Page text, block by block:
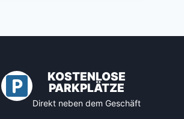
KOSTENLOSE
PARKPLÄTZE
Direkt neben dem Geschäft